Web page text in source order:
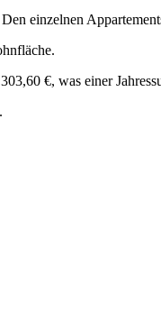
einzelnen
€, was einer